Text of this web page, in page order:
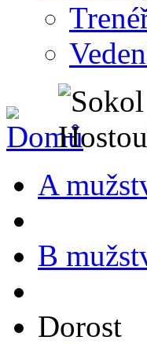
A
B
Dorost